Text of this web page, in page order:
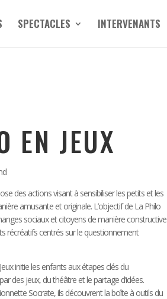
SPECTACLES INTERVENANTS
EN JEUX
des actions visant à sensibiliser les petits et les
amusante et originale. L’objectif de La Philo
sociaux et citoyens de manière constructive
récréatifs centrés sur le questionnement
initie les enfants aux étapes clés du
des jeux, du théâtre et le partage d’idées.
Socrate, ils découvrent la boîte à outils du